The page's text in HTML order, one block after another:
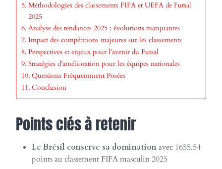
Méthodologies des classements FIFA et UEFA de Futsal
2025
Analyse des tendances 2025 : évolutions marquantes
Impact des compétitions majeures sur les classements
Perspectives et enjeux pour l’avenir du Futsal
Stratégies d’amélioration pour les équipes nationales
Questions Fréquemment Posées
Conclusion
Points clés à retenir
Le Brésil conserve sa dominationavec 1655.54
points au classement FIFA masculin 2025